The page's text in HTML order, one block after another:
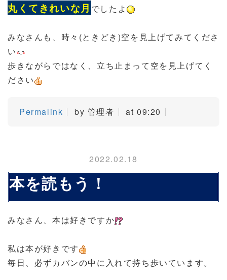
丸くてきれいな月 でしたよ
みなさんも、時々(ときどき)空を見上げてみてくださ
い
歩きながらではなく、立ち止まって空を見上げてく
ださい
Permalink by 管理者 at 09:20
2022.02.18
本を読もう！
みなさん、本は好きですか
私は本が好きです
毎日、必ずカバンの中に入れて持ち歩いています。